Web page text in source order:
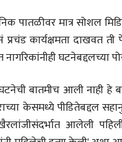
पातळीवर मात्र सोशल
प्रचंड कार्यक्षमता
बातमीच आली नाही
केसमध्ये पीडितेबद्दल
आलेली पहिली